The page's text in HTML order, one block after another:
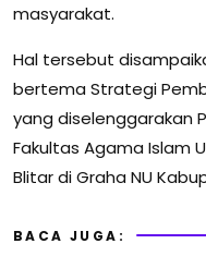
masyarakat.
Hal tersebut
bertema Strategi
yang diselenggarakan
Fakultas Agama Islam
Blitar di Graha NU
BACA JUGA: